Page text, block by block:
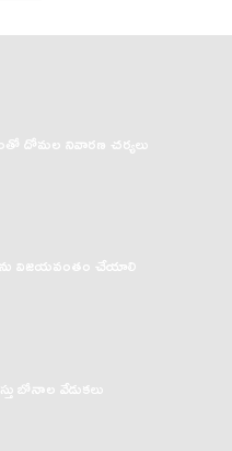
దోమల నివారణ చర్యలు
విజయవంతం చేయాలి
బోనాల వేడుకలు